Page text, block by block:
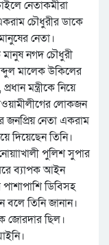
নেতাকর্মীরা
চৌধুরীর ডাকে
নেতা।
নগদ চৌধুরী
আব্দুল মালেক উকিলের
মন্ত্রীকে নিয়ে
লোকজন
নেতা একরাম
দিয়েছেন তিনি।
পুলিশ সুপার
ব্যাপক আইন
ডিবিসহ
বলে তিনি জানান।
জোরদার ছিল।